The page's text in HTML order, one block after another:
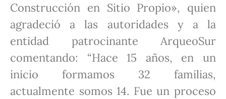
Construcción en Sitio Propio», quien
agradeció a las autoridades y a la
entidad patrocinante ArqueoSur
comentando: “Hace 15 años, en un
inicio formamos 32 familias,
actualmente somos 14. Fue un proceso